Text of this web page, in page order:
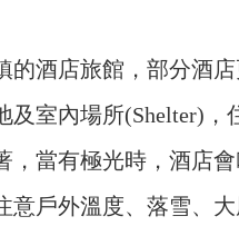
的酒店旅館，部分酒
及室內場所(Shelter)，
，當有極光時，酒店
意戶外溫度、落雪、